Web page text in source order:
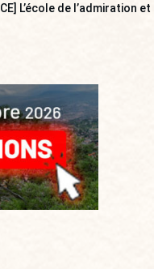
L’école de l’admiration et